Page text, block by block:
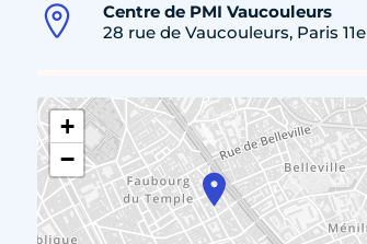
Centre de PMI Vaucouleurs
28 rue de Vaucouleurs, Paris 11e
+
−